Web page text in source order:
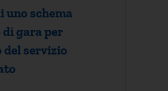
uno schema
gara per
servizio